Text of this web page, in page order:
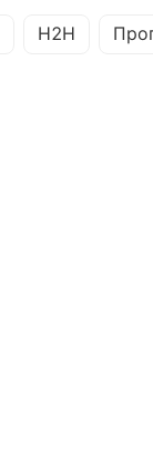
H2H